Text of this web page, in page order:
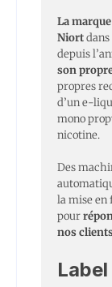
La
Niort
depuis
son
propres
d’un e-
mono
nicotine.
Des
la mise en
pour
nos clients